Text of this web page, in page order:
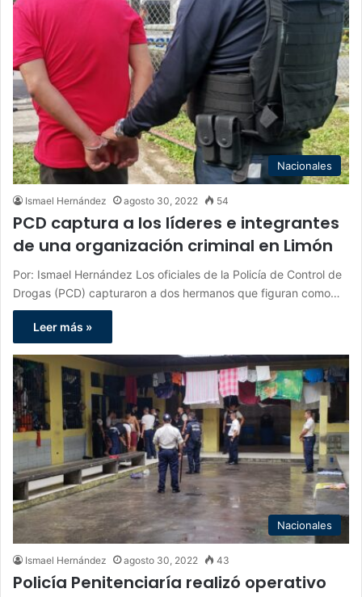
Nacionales
Ismael Hernández agosto 30, 2022 54
PCD captura a los líderes e integrantes
de una organización criminal en Limón
Por: Ismael Hernández Los oficiales de la Policía de Control de
Drogas (PCD) capturaron a dos hermanos que figuran como…
Leer más »
Nacionales
Ismael Hernández agosto 30, 2022 43
Policía Penitenciaría realizó operativo